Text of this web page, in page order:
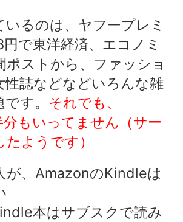
いるのは、ヤフープレミ
で東洋経済、エコノミ
ポストから、ファッショ
性誌などなどいろんな雑
す。 それでも、
もいってません（サー
ようです）
が、AmazonのKindleは
本はサブスクで読み